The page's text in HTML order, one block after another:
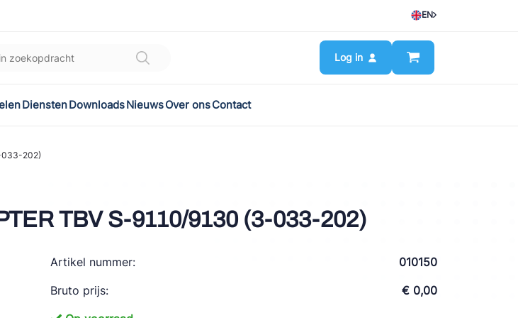
EN
Log in
DienstenDownloadsNieuwsOver onsContact
033-202)
TBV S-9110/9130 (3-033-202)
Artikel nummer:
010150
Bruto prijs:
€ 0,00